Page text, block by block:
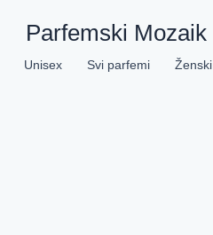
Parfemski Mozaik
Unisex Svi parfemi Ženski